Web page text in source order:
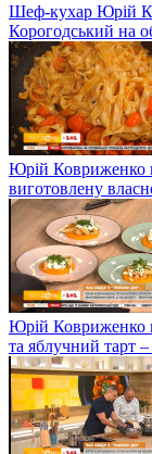
Шеф-кухар Юрій
Корогодський на
Юрій Ковриженко
виготовлену
Юрій Ковриженко
та яблучний тарт –